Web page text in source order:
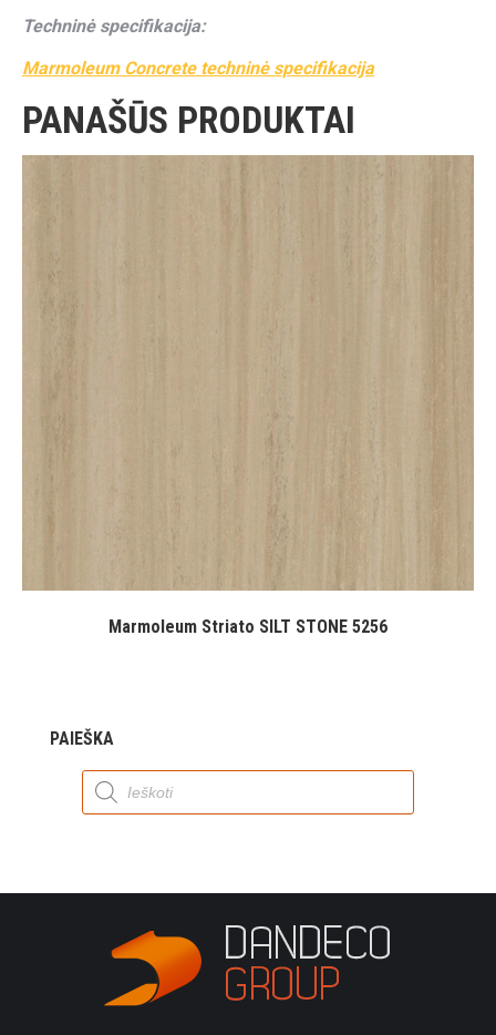
Techninė specifikacija:
Marmoleum Concrete techninė specifikacija
PANAŠŪS PRODUKTAI
Marmoleum Striato SILT STONE 5256
PAIEŠKA
Products
search